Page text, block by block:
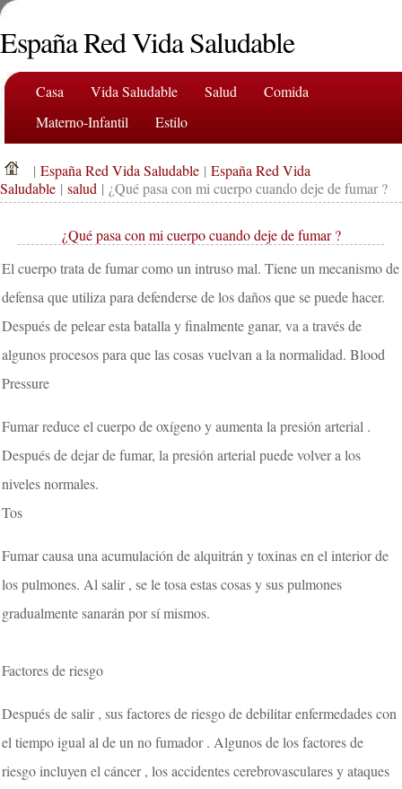
España Red Vida Saludable
Casa Vida Saludable Salud
Comida
Materno-Infantil
Estilo
| España Red Vida Saludable | España Red Vida
Saludable | salud | ¿Qué pasa con mi cuerpo cuando deje de fumar ?
¿Qué pasa con mi cuerpo cuando deje de fumar ?
El cuerpo trata de fumar como un intruso mal. Tiene un mecanismo de
defensa que utiliza para defenderse de los daños que se puede hacer.
Después de pelear esta batalla y finalmente ganar, va a través de
algunos procesos para que las cosas vuelvan a la normalidad. Blood
Pressure
Fumar reduce el cuerpo de oxígeno y aumenta la presión arterial .
Después de dejar de fumar, la presión arterial puede volver a los
niveles normales.
Tos
Fumar causa una acumulación de alquitrán y toxinas en el interior de
los pulmones. Al salir , se le tosa estas cosas y sus pulmones
gradualmente sanarán por sí mismos.
Factores de riesgo
Después de salir , sus factores de riesgo de debilitar enfermedades con
el tiempo igual al de un no fumador . Algunos de los factores de
riesgo incluyen el cáncer , los accidentes cerebrovasculares y ataques